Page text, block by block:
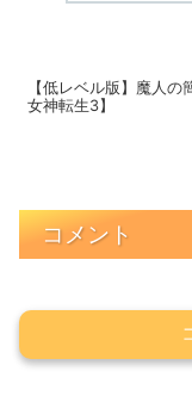
【低レベル版】魔人の
女神転生3】
コメント